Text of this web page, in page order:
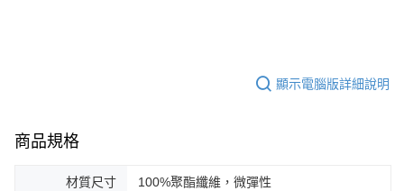
顯示電腦版詳細說明
商品規格
材質尺寸 100%聚酯纖維，微彈性